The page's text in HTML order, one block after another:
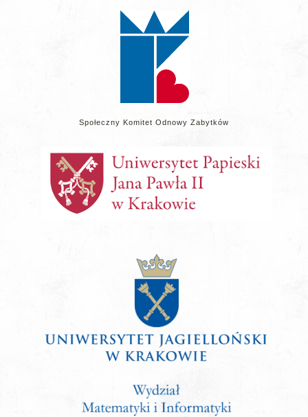
Społeczny Komitet Odnowy Zabytków